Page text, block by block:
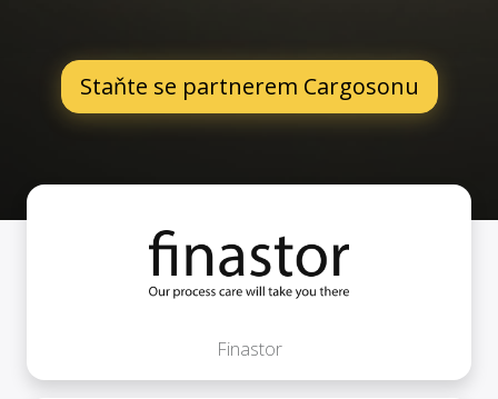
Staňte se partnerem Cargosonu
Finastor